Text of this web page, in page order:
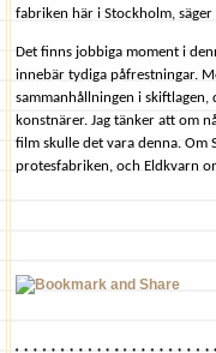
fabriken här i Stockholm,
Det finns jobbiga moment i
innebär tydiga påfrestningar.
sammanhållningen i skiftlagen,
konstnärer. Jag tänker att om
film skulle det vara denna. Om
protesfabriken, och Eldkvarn